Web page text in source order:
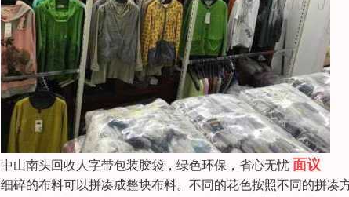
中山南头回收人字带包装胶袋，绿色环保，省心无忧面议
细碎的布料可以拼凑成整块布料。不同的花色按照不同的拼